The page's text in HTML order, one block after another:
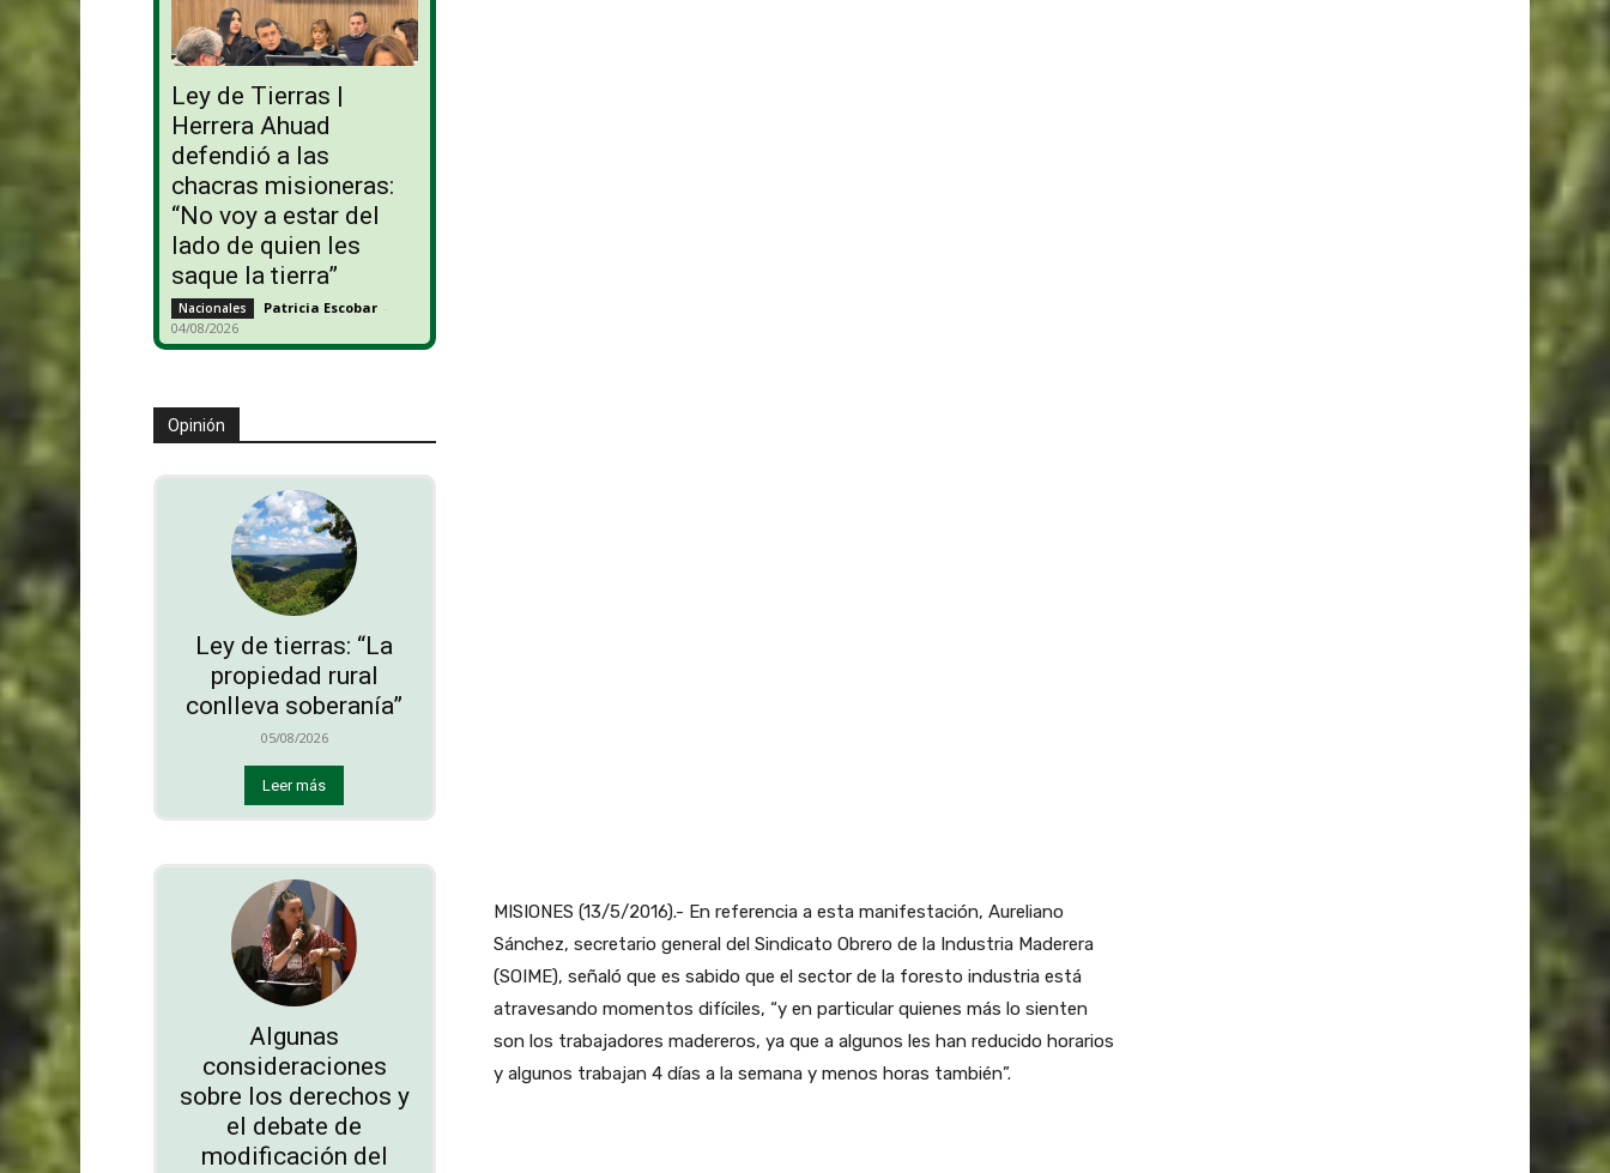
Ley de Tierras |
Herrera Ahuad
defendió a las
chacras misioneras:
“No voy a estar del
lado de quien les
saque la tierra”
Nacionales Patricia Escobar -
04/08/2026
Opinión
Ley de tierras: “La
propiedad rural
conlleva soberanía”
05/08/2026
Leer más
Algunas
consideraciones
sobre los derechos y
el debate de
modificación del
MISIONES (13/5/2016).- En referencia a esta manifestación, Aureliano
Sánchez, secretario general del Sindicato Obrero de la Industria Maderera
(SOIME), señaló que es sabido que el sector de la foresto industria está
atravesando momentos difíciles, “y en particular quienes más lo sienten
son los trabajadores madereros, ya que a algunos les han reducido horarios
y algunos trabajan 4 días a la semana y menos horas también”.